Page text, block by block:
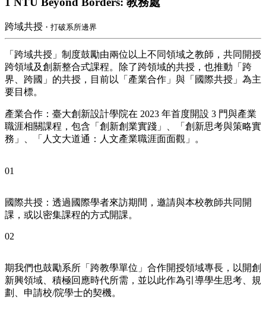
跨域共授 ・打破系所邊界
「跨域共授」制度鼓勵由兩位以上不同領域之教師，共同開授
跨領域及創新整合式課程。除了跨領域的共授，也推動「跨
界、跨國」的共授，目前以「產業合作」與「國際共授」為主
要目標。
產業合作：臺大創新設計學院在 2023 年首度開設 3 門與產業
職涯相關課程，包含「創新創業實踐」、「創新思考與策略實
務」、「人文大道通：人文產業職涯面面觀」。
01
國際共授：透過國際學者來訪期間，邀請與本校教師共同開
課，或以密集課程的方式開課。
02
期我們也鼓勵系所「跨教學單位」合作開授領域專長，以開創
新興領域、積極回應時代所需，並以此作為引導學生思考、規
劃、申請校/院學士的契機。